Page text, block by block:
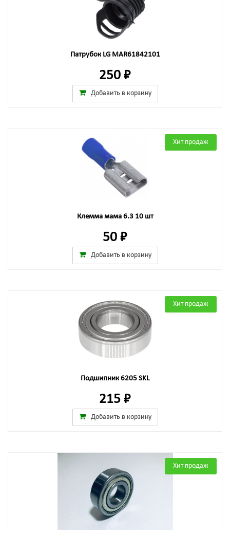
Патрубок LG MAR61842101
250 ₽
Добавить в корзину
Хит продаж
Клемма мама 6.3 10 шт
50 ₽
Добавить в корзину
Хит продаж
Подшипник 6205 SKL
215 ₽
Добавить в корзину
Хит продаж